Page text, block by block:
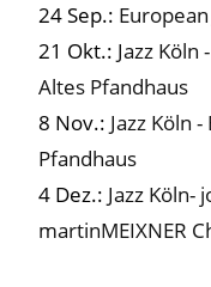
24 Sep.:
21 Okt.: Jazz Köln
Altes Pfandhaus
8 Nov.: Jazz Köln
Pfandhaus
4 Dez.: Jazz Köln-
martinMEIXNER